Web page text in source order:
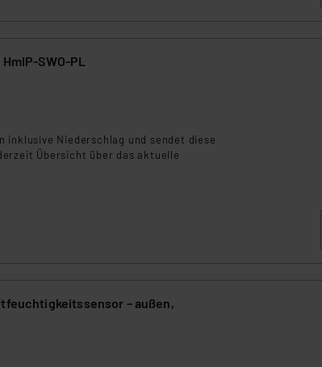
SWO-PL
Niederschlag und sendet diese
Übersicht über das aktuelle
– außen,